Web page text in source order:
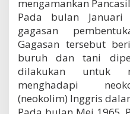
mengamankan
Pada bulan Januari
gagasan
Gagasan tersebut
buruh dan tani
dilakukan untuk
menghadapi
(neokolim) Inggris